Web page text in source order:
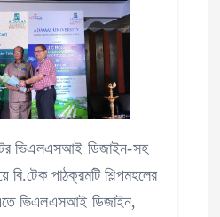
ভিএলএসআই ডিজাইন-সহ
বি.টেক পাঠক্রমটি শিল্পমহলের
এতে ভিএলএসআই ডিজাইন,